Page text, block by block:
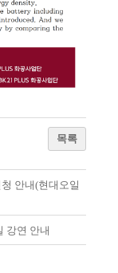
목록
안내(현대오일
강연 안내